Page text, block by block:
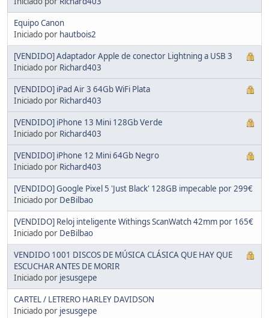
Equipo Canon
Iniciado por hautbois2
[VENDIDO] Adaptador Apple de conector Lightning a USB 3
Iniciado por Richard403
[VENDIDO] iPad Air 3 64Gb WiFi Plata
Iniciado por Richard403
[VENDIDO] iPhone 13 Mini 128Gb Verde
Iniciado por Richard403
[VENDIDO] iPhone 12 Mini 64Gb Negro
Iniciado por Richard403
[VENDIDO] Google Pixel 5 'Just Black' 128GB impecable por 299€
Iniciado por DeBilbao
[VENDIDO] Reloj inteligente Withings ScanWatch 42mm por 165€
Iniciado por DeBilbao
VENDIDO 1001 DISCOS DE MÚSICA CLÁSICA QUE HAY QUE
ESCUCHAR ANTES DE MORIR
Iniciado por jesusgepe
CARTEL / LETRERO HARLEY DAVIDSON
Iniciado por jesusgepe